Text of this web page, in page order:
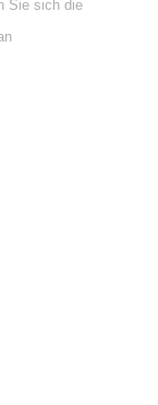
Sie sich die